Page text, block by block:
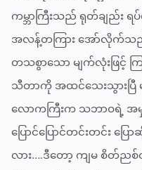
ကမ္ဘာကြီးသည် ရုတ်ချည်း
အလန့်တကြား အော်လိုက်သ
တသစွာသော မျက်လုံးဖြင့်
သီတာကို အထင်သေးသွားပြီ
လောကကြီးက သဘာဝရဲ့ အ
ပြောင်ပြောင်တင်းတင်း ပြ
လား….ဒီတော့ ကျမ စိတ်ည